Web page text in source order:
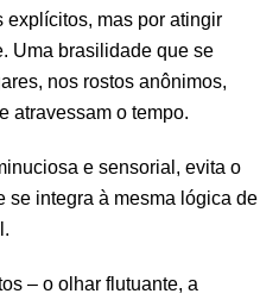
explícitos, mas por atingir
Uma brasilidade que se
nos rostos anônimos,
atravessam o tempo.
e sensorial, evita o
se integra à mesma lógica de
– o olhar flutuante, a